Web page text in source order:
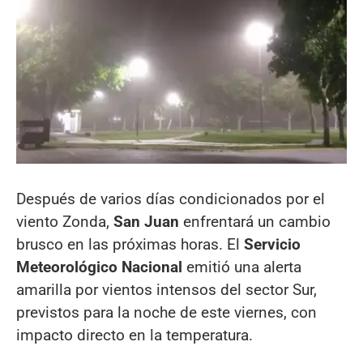
Después de varios días condicionados por el
viento Zonda, San Juan enfrentará un cambio
brusco en las próximas horas. El Servicio
Meteorológico Nacional emitió una alerta
amarilla por vientos intensos del sector Sur,
previstos para la noche de este viernes, con
impacto directo en la temperatura.